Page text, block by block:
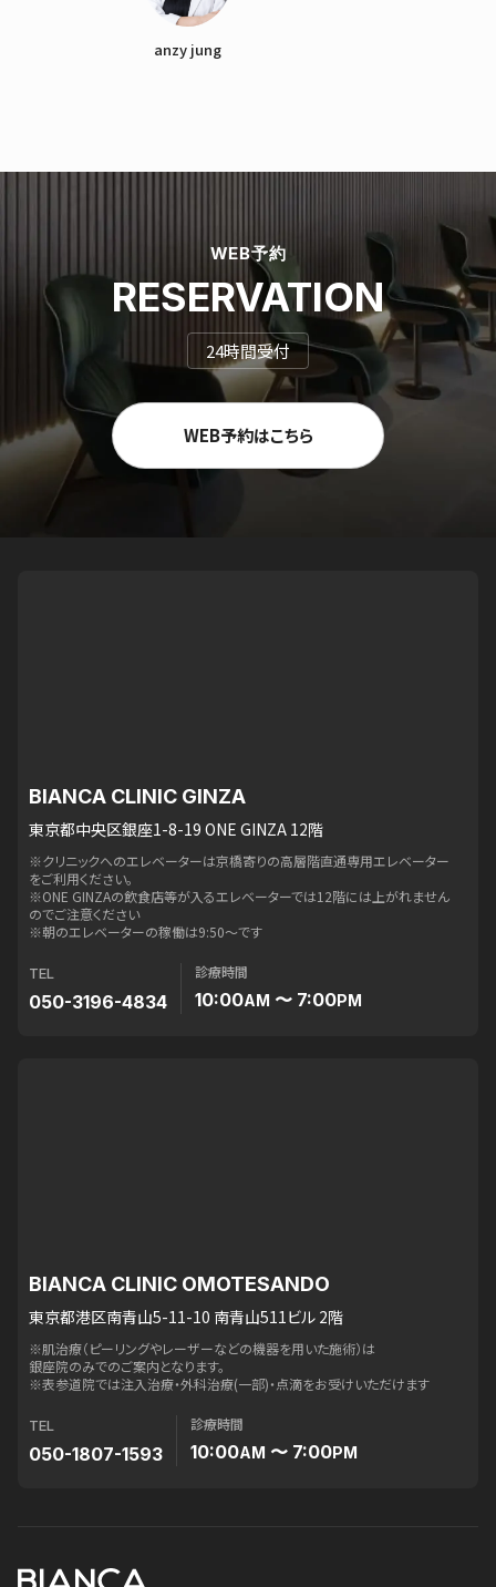
anzy jung
WEB予約
RESERVATION
24時間受付
WEB予約はこちら
BIANCA CLINIC GINZA
東京都中央区銀座1-8-19 ONE GINZA 12階
※クリニックへのエレベーターは京橋寄りの高層階直通専用エレベーター
をご利用ください。
※ONE GINZAの飲食店等が入るエレベーターでは12階には上がれません
のでご注意ください
※朝のエレベーターの稼働は9:50〜です
TEL
050-3196-4834
診療時間
10:00AM 〜 7:00PM
BIANCA CLINIC OMOTESANDO
東京都港区南青山5-11-10 南青山511ビル 2階
※肌治療（ピーリングやレーザーなどの機器を用いた施術）は
銀座院のみでのご案内となります。
※表参道院では注入治療・外科治療(一部)・点滴をお受けいただけます
TEL
050-1807-1593
診療時間
10:00AM 〜 7:00PM